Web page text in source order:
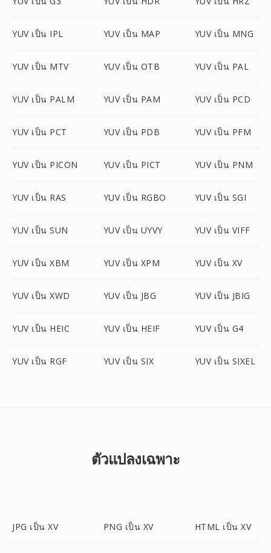
YUV เป็น IPL YUV เป็น MAP YUV เป็น MNG
YUV เป็น MTV YUV เป็น OTB YUV เป็น PAL
YUV เป็น PALM YUV เป็น PAM YUV เป็น PCD
YUV เป็น PCT YUV เป็น PDB YUV เป็น PFM
YUV เป็น PICON YUV เป็น PICT YUV เป็น PNM
YUV เป็น RAS YUV เป็น RGBO YUV เป็น SGI
YUV เป็น SUN YUV เป็น UYVY YUV เป็น VIFF
YUV เป็น XBM YUV เป็น XPM YUV เป็น XV
YUV เป็น XWD YUV เป็น JBG YUV เป็น JBIG
YUV เป็น HEIC YUV เป็น HEIF YUV เป็น G4
YUV เป็น RGF YUV เป็น SIX YUV เป็น SIXEL
ตัวแปลงเฉพาะ
JPG เป็น XV PNG เป็น XV HTML เป็น XV